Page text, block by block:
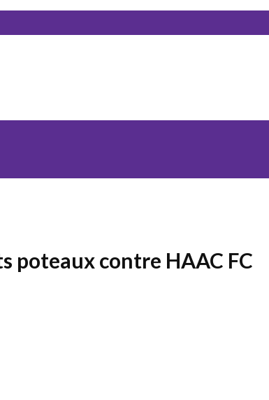
poteaux contre HAAC FC